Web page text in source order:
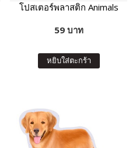
โปสเตอร์พลาสติก Animals
59 บาท
หยิบใส่ตะกร้า